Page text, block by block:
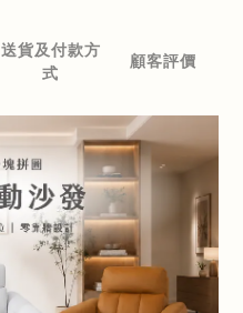
送貨及付款方
式
顧客評價